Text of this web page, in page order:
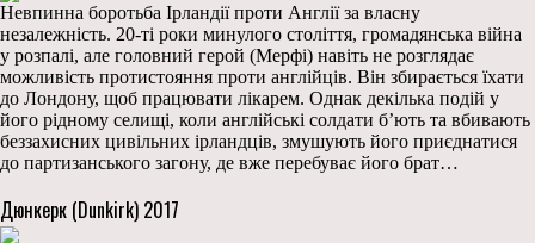
Невпинна боротьба Ірландії проти Англії за власну
незалежність. 20-ті роки минулого століття, громадянська війна
у розпалі, але головний герой (Мерфі) навіть не розглядає
можливість протистояння проти англійців. Він збирається їхати
до Лондону, щоб працювати лікарем. Однак декілька подій у
його рідному селищі, коли англійські солдати б’ють та вбивають
беззахисних цивільних ірландців, змушують його приєднатися
до партизанського загону, де вже перебуває його брат…
Дюнкерк (Dunkirk) 2017